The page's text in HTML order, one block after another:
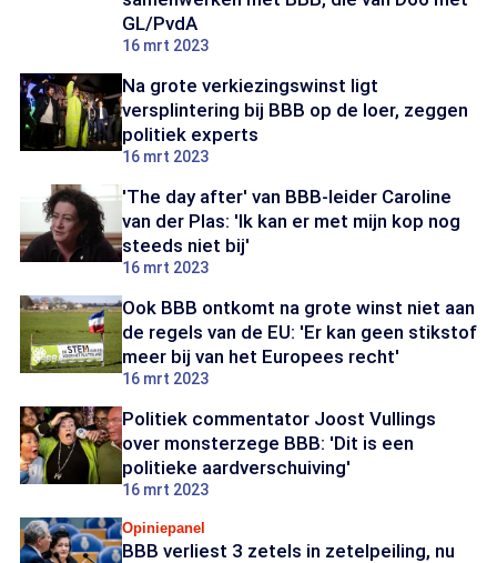
GL/PvdA
16 mrt 2023
Na grote verkiezingswinst ligt
versplintering bij BBB op de loer, zeggen
politiek experts
16 mrt 2023
'The day after' van BBB-leider Caroline
van der Plas: 'Ik kan er met mijn kop nog
steeds niet bij'
16 mrt 2023
Ook BBB ontkomt na grote winst niet aan
de regels van de EU: 'Er kan geen stikstof
meer bij van het Europees recht'
16 mrt 2023
Politiek commentator Joost Vullings
over monsterzege BBB: 'Dit is een
politieke aardverschuiving'
16 mrt 2023
Opiniepanel
BBB verliest 3 zetels in zetelpeiling, nu